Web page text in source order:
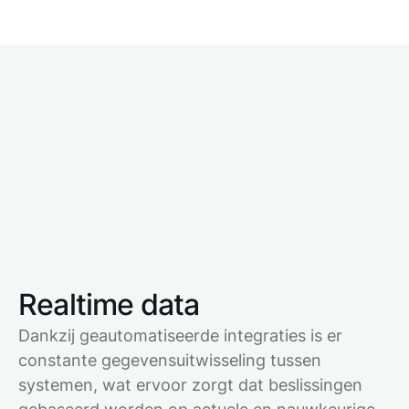
Realtime data
Dankzij geautomatiseerde integraties is er
constante gegevensuitwisseling tussen
systemen, wat ervoor zorgt dat beslissingen